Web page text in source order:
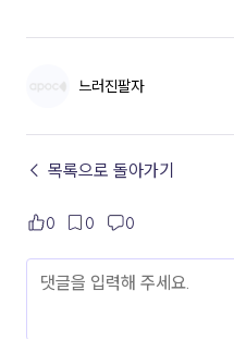
느러진팔자
← 목록으로 돌아가기
0 0 0